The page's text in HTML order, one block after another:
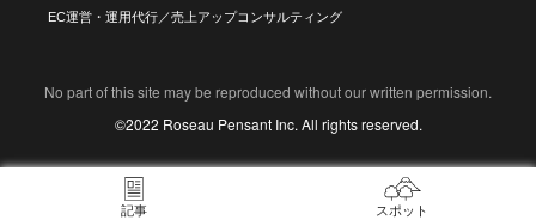
EC運営・運用代行／売上アップコンサルティング
No part of this site may be reproduced without our written permission.
©2022 Roseau Pensant Inc. All rights reserved.
記事 スポット